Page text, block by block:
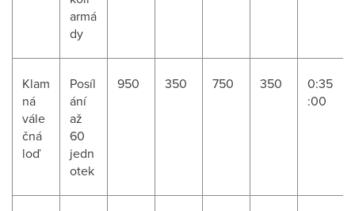
armá
dy
Klam
ná
vále
čná
loď
Posíl
ání
až
60
jedn
otek
950 350 750 350
0:35
:00